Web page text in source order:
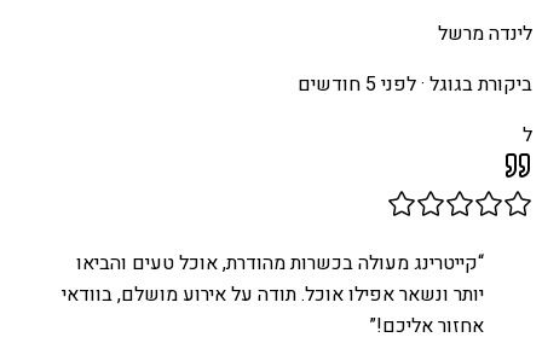
לינדה מרשל
ביקורת בגוגל ·לפני 5 חודשים
ל
“קייטרינג מעולה בכשרות מהודרת, אוכל טעים והביאו
יותר ונשאר אפילו אוכל. תודה על אירוע מושלם, בוודאי
אחזור אליכם!”